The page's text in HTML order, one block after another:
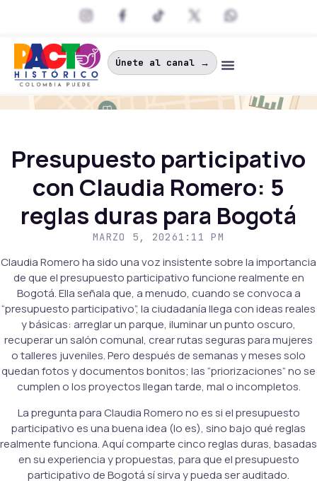
Únete al canal →
Presupuesto participativo
con Claudia Romero: 5
reglas duras para Bogotá
MARZO 5, 20261:11 PM
Claudia Romero ha sido una voz insistente sobre la importancia
de que el presupuesto participativo funcione realmente en
Bogotá. Ella señala que, a menudo, cuando se convoca a
“presupuesto participativo”, la ciudadanía llega con ideas reales
y básicas: arreglar un parque, iluminar un punto oscuro,
recuperar un salón comunal, crear rutas seguras para mujeres
o talleres juveniles. Pero después de semanas y meses solo
quedan fotos y documentos bonitos; las “priorizaciones” no se
cumplen o los proyectos llegan tarde, mal o incompletos.
La pregunta para Claudia Romero no es si el presupuesto
participativo es una buena idea (lo es), sino bajo qué reglas
realmente funciona. Aquí comparte cinco reglas duras, basadas
en su experiencia y propuestas, para que el presupuesto
participativo de Bogotá sí sirva y pueda ser auditado.